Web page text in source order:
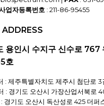
업자등록번호 : 211-86-95455
용인시 수지구 신수로 767
호
: 제주특별자치도 제주시 첨단로 3
: 경기도 오산시 가장산업서북로
경기도 오산시 독산성로 425 더퍼